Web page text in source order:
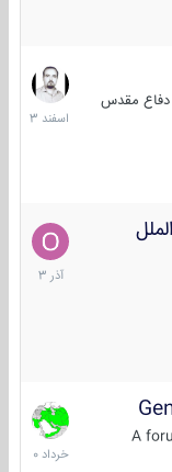
مقدس
20
اسفند
1403
21
آذر
1403
A
10
خرداد
1400